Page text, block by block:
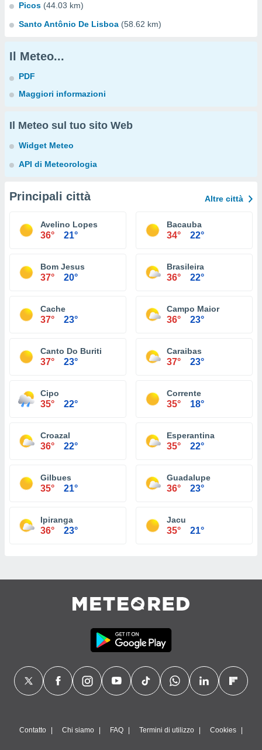
Picos (44.03 km)
Santo Antônio De Lisboa (58.62 km)
Il Meteo...
PDF
Maggiori informazioni
Il Meteo sul tuo sito Web
Widget Meteo
API di Meteorologia
Principali città Altre città
Avelino Lopes
36° 21°
Bacauba
34° 22°
Bom Jesus
37° 20°
Brasileira
36° 22°
Cache
37° 23°
Campo Maior
36° 23°
Canto Do Buriti
37° 23°
Caraibas
37° 23°
Cipo
35° 22°
Corrente
35° 18°
Croazal
36° 22°
Esperantina
35° 22°
Gilbues
35° 21°
Guadalupe
36° 23°
Ipiranga
36° 23°
Jacu
35° 21°
Contatto Chi siamo FAQ Termini di utilizzo Cookies